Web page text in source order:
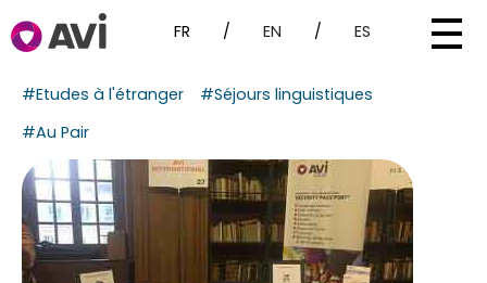
FR / EN / ES
#Etudes à l'étranger
#Séjours linguistiques
#Au Pair